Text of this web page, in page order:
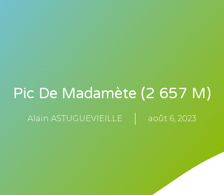
Pic De Madamète (2 657 M)
Alain ASTUGUEVIEILLE août 6, 2023